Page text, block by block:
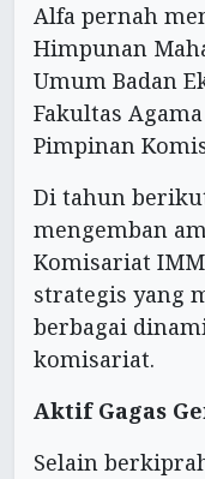
Alfa pernah
Himpunan
Umum Badan
Fakultas
Pimpinan
Di tahun
mengemban
Komisariat
strategis yang
berbagai
komisariat.
Aktif Gagas
Selain